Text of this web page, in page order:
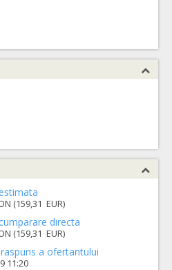
(159,31 EUR)
directa
(159,31 EUR)
a ofertantului
11:20